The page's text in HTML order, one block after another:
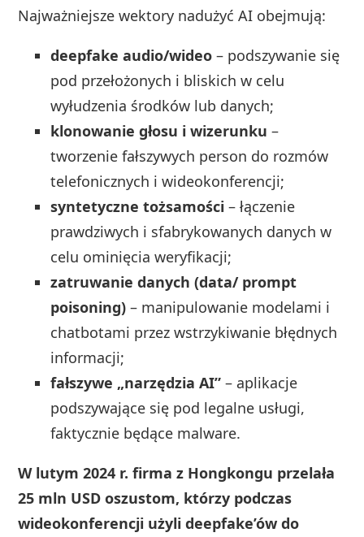
Najważniejsze wektory nadużyć AI obejmują:
deepfake audio/wideo – podszywanie się
pod przełożonych i bliskich w celu
wyłudzenia środków lub danych;
klonowanie głosu i wizerunku –
tworzenie fałszywych person do rozmów
telefonicznych i wideokonferencji;
syntetyczne tożsamości – łączenie
prawdziwych i sfabrykowanych danych w
celu ominięcia weryfikacji;
zatruwanie danych (data/ prompt
poisoning) – manipulowanie modelami i
chatbotami przez wstrzykiwanie błędnych
informacji;
fałszywe „narzędzia AI” – aplikacje
podszywające się pod legalne usługi,
faktycznie będące malware.
W lutym 2024 r. firma z Hongkongu przelała
25 mln USD oszustom, którzy podczas
wideokonferencji użyli deepfake’ów do